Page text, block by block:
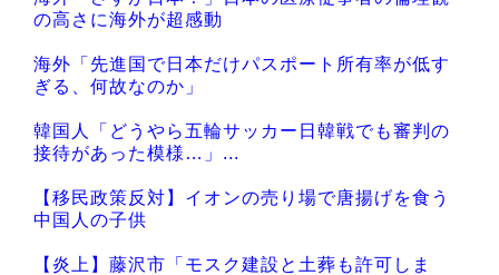
の高さに海外が超感動
海外「先進国で日本だけパスポート所有率が低す
ぎる、何故なのか」
韓国人「どうやら五輪サッカー日韓戦でも審判の
接待があった模様…」...
【移民政策反対】イオンの売り場で唐揚げを食う
中国人の子供
【炎上】藤沢市「モスク建設と土葬も許可しま